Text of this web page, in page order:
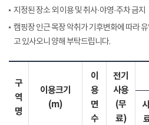
지정된 장소 외 이용 및 취사·야영·주차 금지
캠핑장 인근 목장 악취가 기후변화에 따라
고 있사오니 양해 부탁드립니다.
구
역
명
이용크기
(m)
이
용
면
수
전기
사용
(무
료)